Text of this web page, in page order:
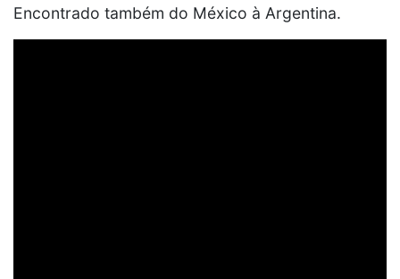
Encontrado também do México à Argentina.